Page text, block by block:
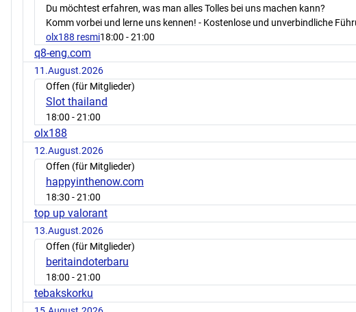
Du möchtest erfahren, was man alles Tolles bei uns machen kann?
Komm vorbei und lerne uns kennen! - Kostenlose und unverbindliche
olx188 resmi18:00 - 21:00
q8-eng.com
11.August.2026
Offen (für Mitglieder)
Slot thailand
18:00 - 21:00
olx188
12.August.2026
Offen (für Mitglieder)
happyinthenow.com
18:30 - 21:00
top up valorant
13.August.2026
Offen (für Mitglieder)
beritaindoterbaru
18:00 - 21:00
tebakskorku